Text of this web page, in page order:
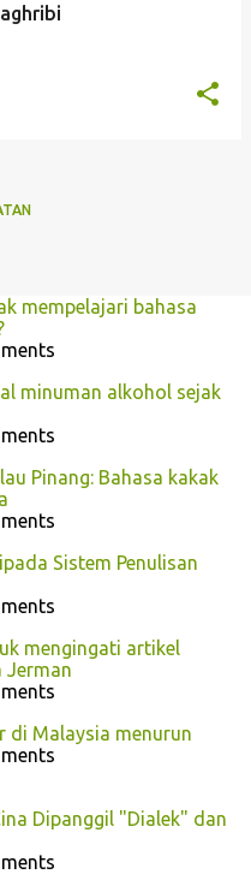
mempelajari bahasa
minuman alkohol sejak
Pinang: Bahasa kakak
Sistem Penulisan
mengingati artikel
Jerman
di Malaysia menurun
Dipanggil "Dialek" dan